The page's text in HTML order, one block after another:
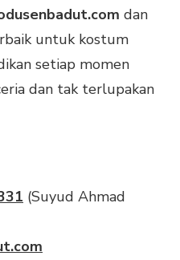
dan
untuk kostum
setiap momen
dan tak terlupakan
(Suyud Ahmad